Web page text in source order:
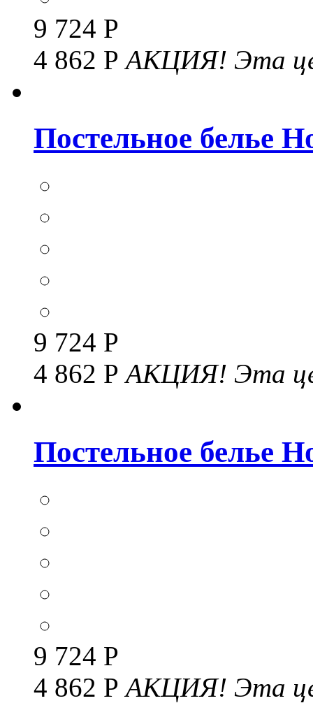
9 724 Р
4 862 РАКЦИЯ! Эта
Постельное белье
9 724 Р
4 862 РАКЦИЯ! Эта
Постельное белье
9 724 Р
4 862 РАКЦИЯ! Эта